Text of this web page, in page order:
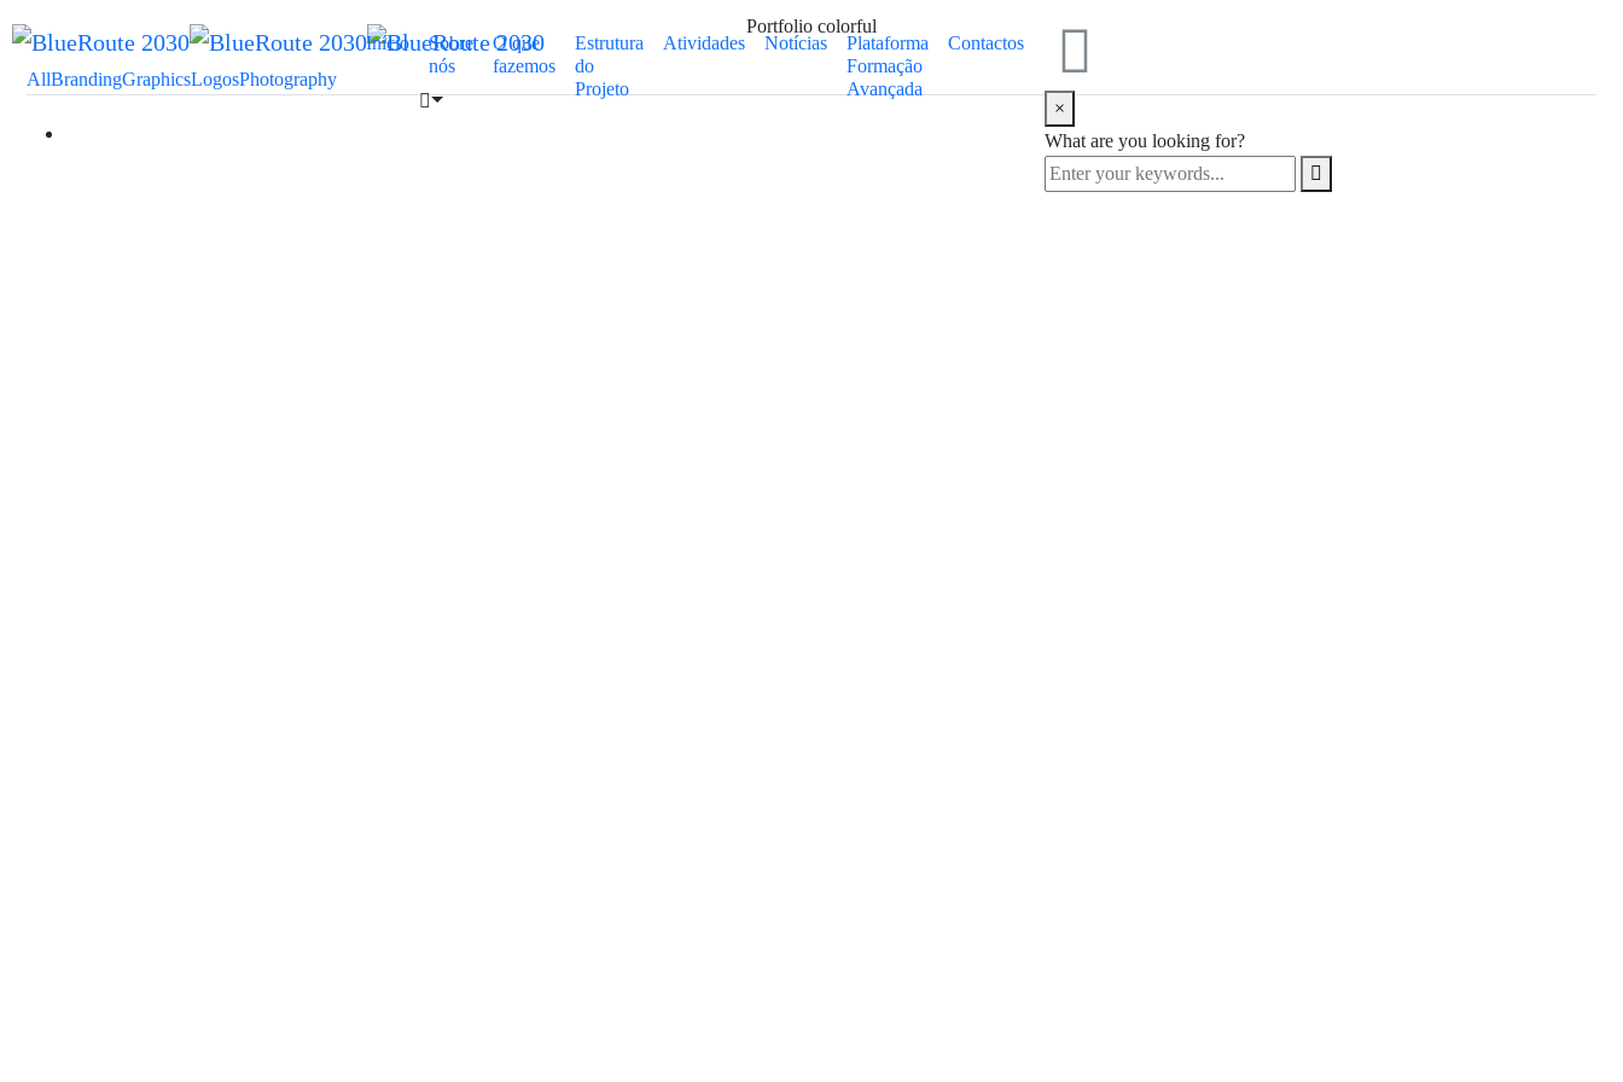
Início
Sobre
nós
O que
fazemos
Estrutura
do
Projeto
Atividades Notícias
Plataforma
Formação
Avançada
Contactos
×
What are you looking for?
Portfolio colorful
AllBrandingGraphicsLogosPhotography